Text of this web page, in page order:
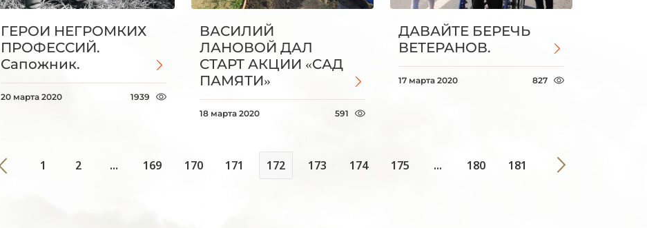
ГЕРОИ НЕГРОМКИХ
ПРОФЕССИЙ.
Сапожник.
20 марта 2020 1939
ВАСИЛИЙ
ЛАНОВОЙ ДАЛ
СТАРТ АКЦИИ «САД
ПАМЯТИ»
18 марта 2020 591
ДАВАЙТЕ БЕРЕЧЬ
ВЕТЕРАНОВ.
17 марта 2020 827
1 2 ... 169 170 171 172 173 174 175 ... 180 181